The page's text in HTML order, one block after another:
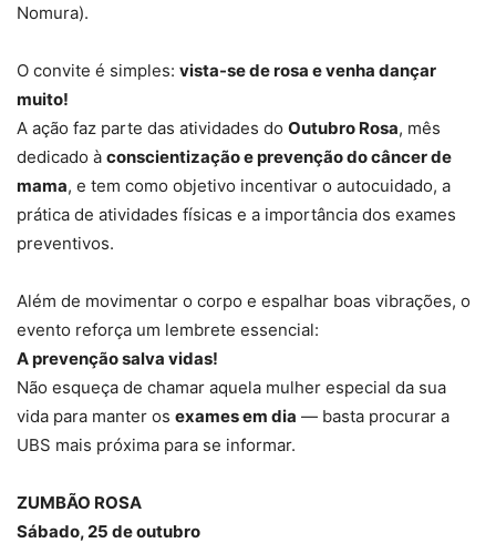
Nomura).
O convite é simples: vista-se de rosa e venha dançar
muito!
A ação faz parte das atividades do Outubro Rosa, mês
dedicado à conscientização e prevenção do câncer de
mama, e tem como objetivo incentivar o autocuidado, a
prática de atividades físicas e a importância dos exames
preventivos.
Além de movimentar o corpo e espalhar boas vibrações, o
evento reforça um lembrete essencial:
A prevenção salva vidas!
Não esqueça de chamar aquela mulher especial da sua
vida para manter os exames em dia — basta procurar a
UBS mais próxima para se informar.
ZUMBÃO ROSA
Sábado, 25 de outubro